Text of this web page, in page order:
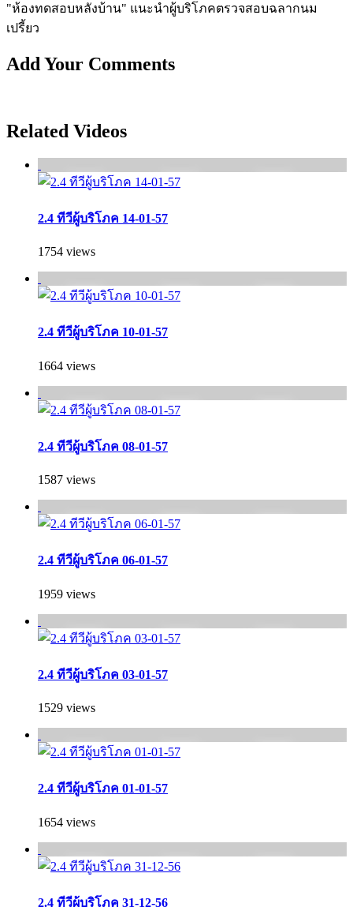
"ห้องทดสอบหลังบ้าน" แนะนำผู้บริโภคตรวจสอบฉลากนม
เปรี้ยว
Add Your Comments
Related Videos
2.4 ทีวีผู้บริโภค 14-01-57
1754 views
2.4 ทีวีผู้บริโภค 10-01-57
1664 views
2.4 ทีวีผู้บริโภค 08-01-57
1587 views
2.4 ทีวีผู้บริโภค 06-01-57
1959 views
2.4 ทีวีผู้บริโภค 03-01-57
1529 views
2.4 ทีวีผู้บริโภค 01-01-57
1654 views
2.4 ทีวีผู้บริโภค 31-12-56